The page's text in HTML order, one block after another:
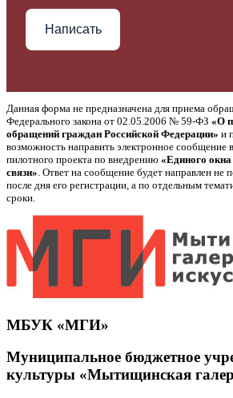
Написать
Данная форма не предназначена для приема
Федерального закона от 02.05.2006 № 59-ФЗ «О
обращений граждан Российской Федерации» и
возможность направить электронное сообщение
пилотного проекта по внедрению «Единого
связи» . Ответ на сообщение будет направлен не
после дня его регистрации, а по отдельным
сроки.
МБУК «МГИ»
Муниципальное бюджетное
культуры «Мытищинская